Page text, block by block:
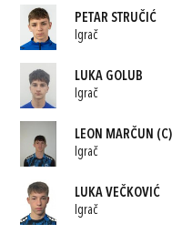
PETAR STRUČIĆ
Igrač
LUKA GOLUB
Igrač
LEON MARČUN (C)
Igrač
LUKA VEČKOVIĆ
Igrač